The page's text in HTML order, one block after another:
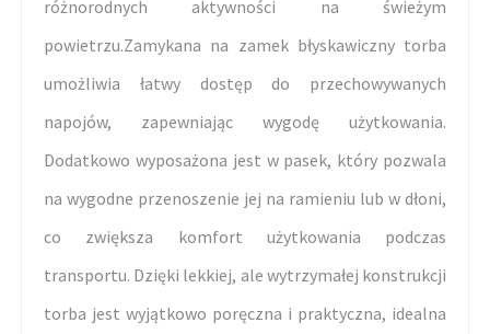
różnorodnych aktywności na świeżym
powietrzu.Zamykana na zamek błyskawiczny torba
umożliwia łatwy dostęp do przechowywanych
napojów, zapewniając wygodę użytkowania.
Dodatkowo wyposażona jest w pasek, który pozwala
na wygodne przenoszenie jej na ramieniu lub w dłoni,
co zwiększa komfort użytkowania podczas
transportu. Dzięki lekkiej, ale wytrzymałej konstrukcji
torba jest wyjątkowo poręczna i praktyczna, idealna